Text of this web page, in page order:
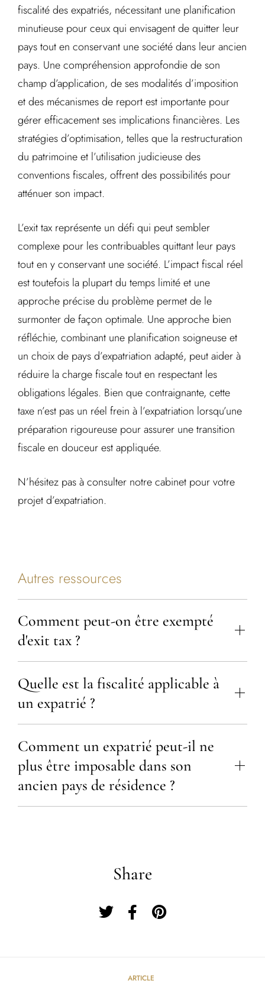
fiscalité des expatriés, nécessitant une planification
minutieuse pour ceux qui envisagent de quitter leur
pays tout en conservant une société dans leur ancien
pays. Une compréhension approfondie de son
champ d’application, de ses modalités d’imposition
et des mécanismes de report est importante pour
gérer efficacement ses implications financières. Les
stratégies d’optimisation, telles que la restructuration
du patrimoine et l’utilisation judicieuse des
conventions fiscales, offrent des possibilités pour
atténuer son impact.
L’exit tax représente un défi qui peut sembler
complexe pour les contribuables quittant leur pays
tout en y conservant une société. L’impact fiscal réel
est toutefois la plupart du temps limité et une
approche précise du problème permet de le
surmonter de façon optimale. Une approche bien
réfléchie, combinant une planification soigneuse et
un choix de pays d’expatriation adapté, peut aider à
réduire la charge fiscale tout en respectant les
obligations légales. Bien que contraignante, cette
taxe n’est pas un réel frein à l’expatriation lorsqu’une
préparation rigoureuse pour assurer une transition
fiscale en douceur est appliquée.
N’hésitez pas à consulter notre cabinet pour votre
projet d’expatriation.
Autres ressources
Comment peut-on être exempté
d'exit tax ?
Quelle est la fiscalité applicable à
un expatrié ?
Comment un expatrié peut-il ne
plus être imposable dans son
ancien pays de résidence ?
Share
ARTICLE